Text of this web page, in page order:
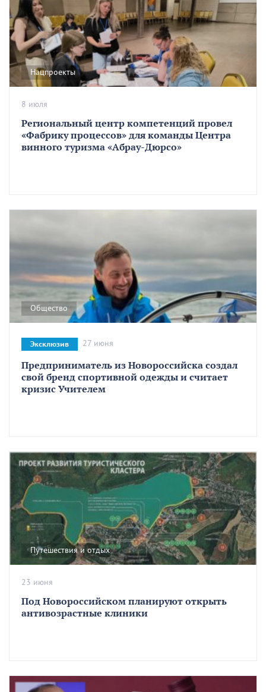
Нацпроекты
Региональный центр компетенций провел
«Фабрику процессов» для команды Центра
винного туризма «Абрау-Дюрсо»
8 июля
Общество
Предприниматель из Новороссийска создал
свой бренд спортивной одежды и считает
кризис Учителем
Эксклюзив 27 июня
Путешествия и отдых
Под Новороссийском планируют открыть
антивозрастные клиники
23 июня